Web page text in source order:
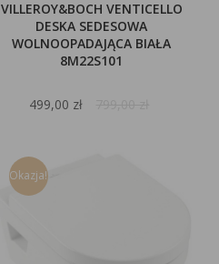
VILLEROY&BOCH VENTICELLO
DESKA SEDESOWA
WOLNOOPADAJĄCA BIAŁA
8M22S101
499,00 zł
Okazja!